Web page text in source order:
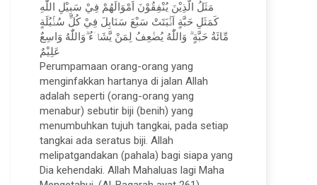
مَثَلُ الَّذِيْنَ يُنْفِقُوْنَ اَمْوَالَهُمْ فِيْ سَبِيْلِ اللّٰهِ
كَمَثَلِ حَبَّةٍ اَنْۢبَتَتْ سَبْعَ سَنَابِلَ فِيْ كُلِّ سُنْۢبُلَةٍ
مِّائَةُ حَبَّةٍ ۗ وَاللّٰهُ يُضٰعِفُ لِمَنْ يَّشَاۤءُ ۗوَاللّٰهُ وَاسِعٌ
عَلِيْمٌ
Perumpamaan orang-orang yang
menginfakkan hartanya di jalan Allah
adalah seperti (orang-orang yang
menabur) sebutir biji (benih) yang
menumbuhkan tujuh tangkai, pada setiap
tangkai ada seratus biji. Allah
melipatgandakan (pahala) bagi siapa yang
Dia kehendaki. Allah Mahaluas lagi Maha